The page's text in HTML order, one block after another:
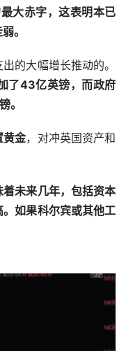
大赤字，这表明本已
。
的大幅增长推动的。
了43亿英镑，而政府
。
黄金，对冲英国资产和
未来几年，包括资本
如果科尔宾或其他工